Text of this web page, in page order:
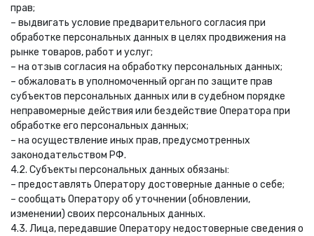
прав;
– выдвигать условие предварительного согласия при
обработке персональных данных в целях продвижения на
рынке товаров, работ и услуг;
– на отзыв согласия на обработку персональных данных;
– обжаловать в уполномоченный орган по защите прав
субъектов персональных данных или в судебном порядке
неправомерные действия или бездействие Оператора при
обработке его персональных данных;
– на осуществление иных прав, предусмотренных
законодательством РФ.
4.2. Субъекты персональных данных обязаны:
– предоставлять Оператору достоверные данные о себе;
– сообщать Оператору об уточнении (обновлении,
изменении) своих персональных данных.
4.3. Лица, передавшие Оператору недостоверные сведения о